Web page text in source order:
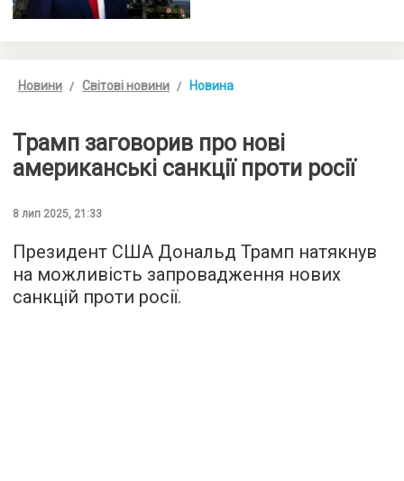
Новини Світові новини Новина
Трамп заговорив про нові
американські санкції проти росії
8 лип 2025, 21:33
Президент США Дональд Трамп натякнув
на можливість запровадження нових
санкцій проти росії.